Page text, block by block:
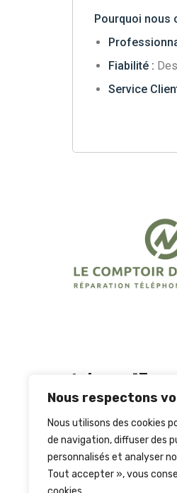
Nous respectons
Nous utilisons des cookies
de navigation, diffuser des
personnalisés et analyser
Tout accepter », vous
Pourquoi nous
Fiabilité :
Service
Iphone 15
iPhone 15 Pro
iPhone 15 pro
iPhone 15